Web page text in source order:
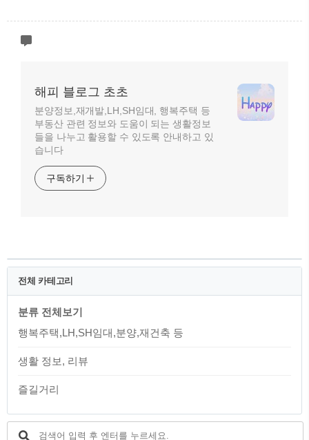
해피 블로그 초초
분양정보,재개발,LH,SH임대, 행복주택 등
부동산 관련 정보와 도움이 되는 생활정보
들을 나누고 활용할 수 있도록 안내하고 있
습니다
구독하기
전체 카테고리
분류 전체보기
행복주택,LH,SH임대,분양,재건축 등
생활 정보, 리뷰
즐길거리